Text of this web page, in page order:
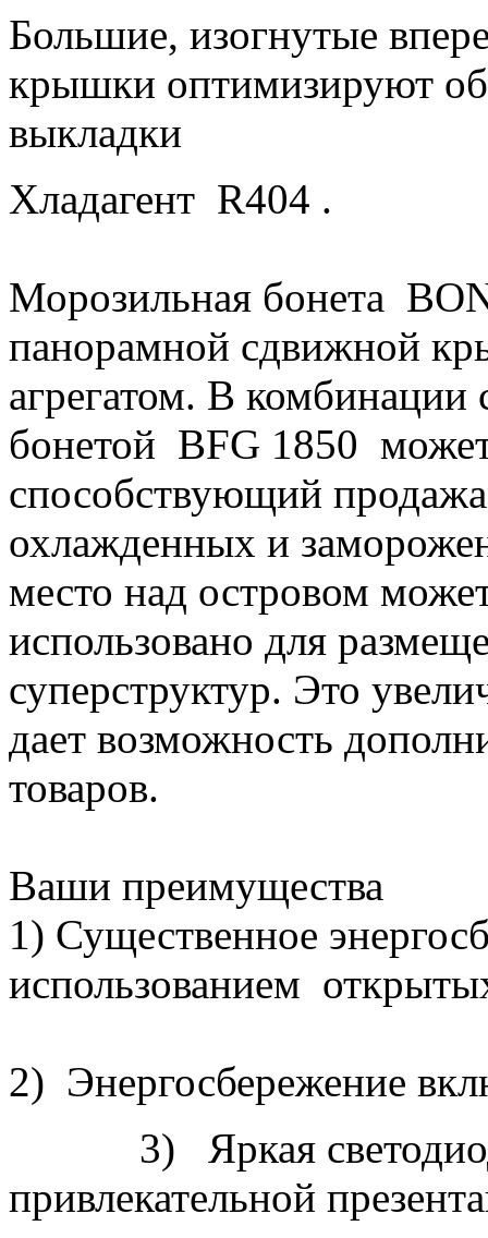
Большие, изогнутые
крышки оптимизируют
выкладки
Хладагент R404 .
Морозильная бонета
панорамной сдвижной
агрегатом. В комбинации
бонетой BFG 1850
способствующий
охлажденных и
место над островом
использовано для
суперструктур. Это
дает возможность
товаров.
Ваши преимущества
1) Существенное
использованием
2) Энергосбережение
3) Яркая
привлекательной